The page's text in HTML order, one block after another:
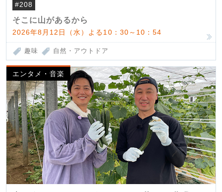
#208
そこに山があるから
2026年8月12日（水）よる10：30～10：54
趣味 自然・アウトドア
エンタメ・音楽